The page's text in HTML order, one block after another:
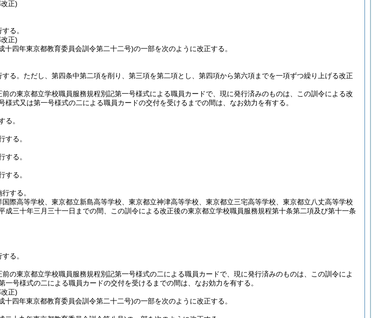
正)
る。
正)
十四年東京都教育委員会訓令第二十二号)の一部を次のように改正する。
る。 ただし、第四条中第二項を削り、第三項を第二項とし、第四項から第六項までを一項ずつ繰り上げる改正
の東京都立学校職員服務規程別記第一号様式による職員カードで、現に発行済みのものは、この訓令による改
式又は第一号様式の二による職員カードの交付を受けるまでの間は、なお効力を有する。
る。
する。
する。
する。
する。
際高等学校、東京都立新島高等学校、東京都立神津高等学校、東京都立三宅高等学校、東京都立八丈高等学校
成三十年三月三十一日までの間、この訓令による改正後の東京都立学校職員服務規程第十条第二項及び第十一条
る。
の東京都立学校職員服務規程別記第一号様式の二による職員カードで、現に発行済みのものは、この訓令によ
号様式の二による職員カードの交付を受けるまでの間は、なお効力を有する。
正)
十四年東京都教育委員会訓令第二十二号)の一部を次のように改正する。